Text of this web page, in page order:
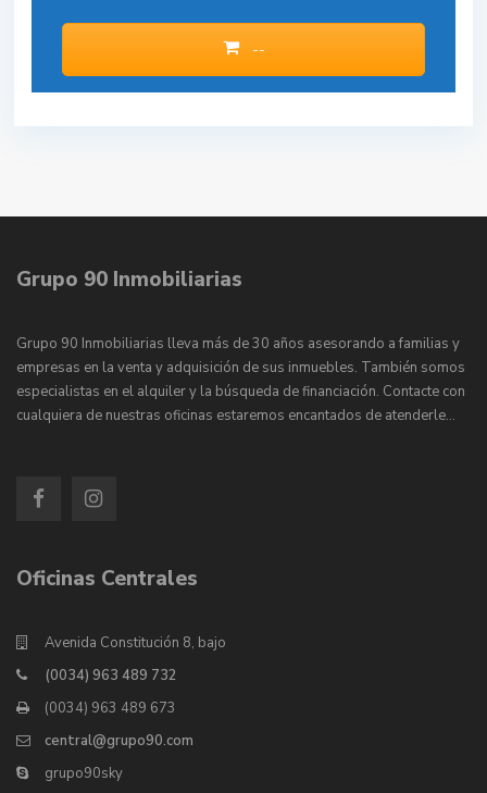
--
Grupo 90 Inmobiliarias
Grupo 90 Inmobiliarias lleva más de 30 años asesorando a familias y
empresas en la venta y adquisición de sus inmuebles. También somos
especialistas en el alquiler y la búsqueda de financiación. Contacte con
cualquiera de nuestras oficinas estaremos encantados de atenderle…
Oficinas Centrales
Avenida Constitución 8, bajo
(0034) 963 489 732
(0034) 963 489 673
central@grupo90.com
grupo90sky